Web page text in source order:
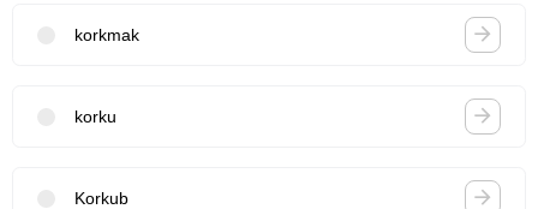
korkmak
korku
Korkub